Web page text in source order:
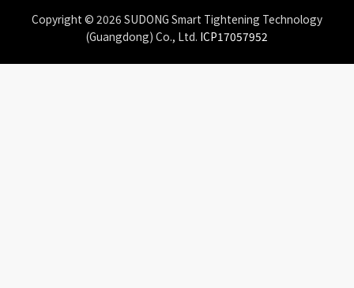
Copyright © 2026 SUDONG Smart Tightening Technology
(Guangdong) Co., Ltd. ICP17057952